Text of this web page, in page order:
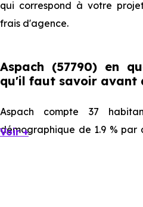
qui correspond à votre
frais d'agence.
Aspach (57790) en
qu'il faut savoir avant
Aspach compte 37
démographique de 1.9 %
Voir +